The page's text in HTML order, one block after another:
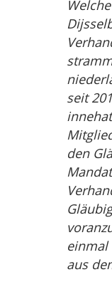
seit
den
einmal
aus